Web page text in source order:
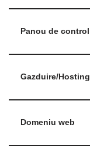
Panou de control
Gazduire/Hosting
Domeniu web